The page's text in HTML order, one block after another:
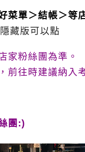
菜單＞結帳＞等
藏版可以點
家粉絲團為準。
前往時建議納入
團:)